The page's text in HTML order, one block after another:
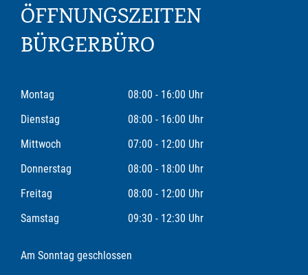
ÖFFNUNGSZEITEN
BÜRGERBÜRO
Montag
08:00 - 16:00 Uhr
Dienstag
08:00 - 16:00 Uhr
Mittwoch
07:00 - 12:00 Uhr
Donnerstag
08:00 - 18:00 Uhr
Freitag
08:00 - 12:00 Uhr
Samstag
09:30 - 12:30 Uhr
Am Sonntag geschlossen